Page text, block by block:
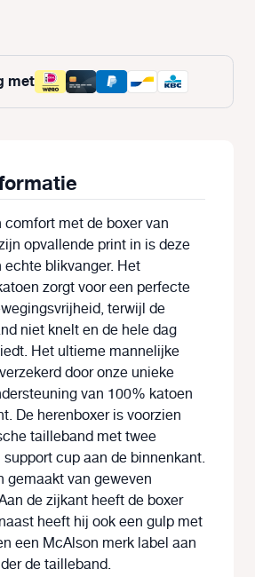
niet beschikbaar.)
met
met de boxer van
opvallende print in is deze
echte blikvanger. Het
zorgt voor een perfecte
terwijl de
niet knelt en de hele dag
Het ultieme mannelijke
door onze unieke
van 100% katoen
De herenboxer is voorzien
tailleband met twee
cup aan de binnenkant.
gemaakt van geweven
de zijkant heeft de boxer
heeft hij ook een gulp met
een McAlson merk label aan
de tailleband.